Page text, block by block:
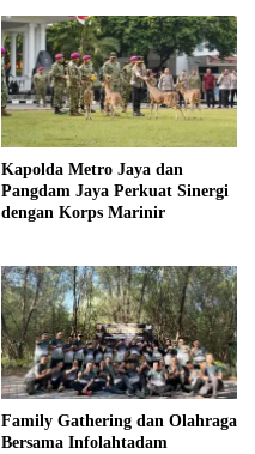
Kapolda Metro Jaya dan
Pangdam Jaya Perkuat Sinergi
dengan Korps Marinir
Family Gathering dan Olahraga
Bersama Infolahtadam